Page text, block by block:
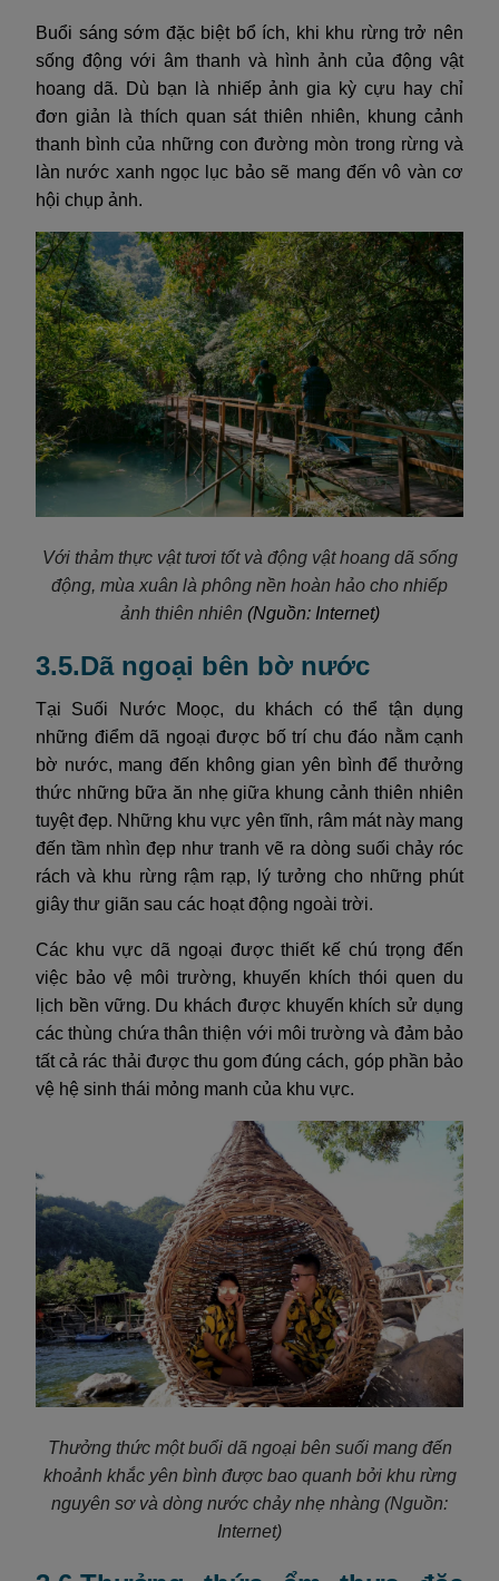
Buổi sáng sớm đặc biệt bổ ích, khi khu rừng trở nên
sống động với âm thanh và hình ảnh của động vật
hoang dã. Dù bạn là nhiếp ảnh gia kỳ cựu hay chỉ
đơn giản là thích quan sát thiên nhiên, khung cảnh
thanh bình của những con đường mòn trong rừng và
làn nước xanh ngọc lục bảo sẽ mang đến vô vàn cơ
hội chụp ảnh.
Với thảm thực vật tươi tốt và động vật hoang dã sống
động, mùa xuân là phông nền hoàn hảo cho nhiếp
ảnh thiên nhiên (Nguồn: Internet)
3.5.Dã ngoại bên bờ nước
Tại Suối Nước Moọc, du khách có thể tận dụng
những điểm dã ngoại được bố trí chu đáo nằm cạnh
bờ nước, mang đến không gian yên bình để thưởng
thức những bữa ăn nhẹ giữa khung cảnh thiên nhiên
tuyệt đẹp. Những khu vực yên tĩnh, râm mát này mang
đến tầm nhìn đẹp như tranh vẽ ra dòng suối chảy róc
rách và khu rừng rậm rạp, lý tưởng cho những phút
giây thư giãn sau các hoạt động ngoài trời.
Các khu vực dã ngoại được thiết kế chú trọng đến
việc bảo vệ môi trường, khuyến khích thói quen du
lịch bền vững. Du khách được khuyến khích sử dụng
các thùng chứa thân thiện với môi trường và đảm bảo
tất cả rác thải được thu gom đúng cách, góp phần bảo
vệ hệ sinh thái mỏng manh của khu vực.
Thưởng thức một buổi dã ngoại bên suối mang đến
khoảnh khắc yên bình được bao quanh bởi khu rừng
nguyên sơ và dòng nước chảy nhẹ nhàng (Nguồn:
Internet)